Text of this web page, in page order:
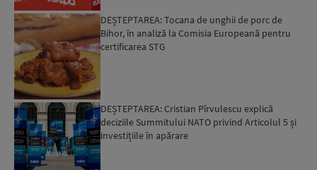
DEȘTEPTAREA: Tocana de unghii de porc de
Bihor, în analiză la Comisia Europeană pentru
certificarea STG
DEȘTEPTAREA: Cristian Pîrvulescu explică
deciziile Summitului NATO privind Articolul 5 și
investițiile în apărare